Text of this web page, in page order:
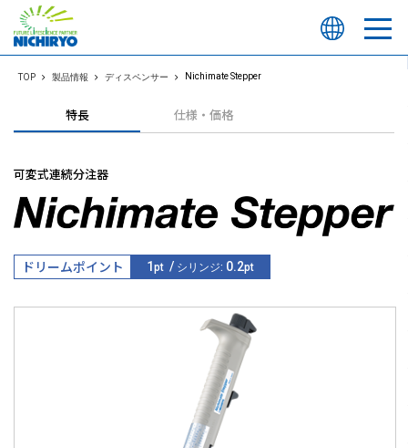
TOP 製品情報 ディスペンサー Nichimate Stepper
特長 仕様・価格
可変式連続分注器
ドリームポイント 1 pt/ シリンジ: 0.2pt